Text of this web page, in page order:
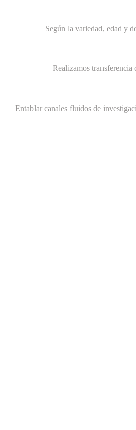
Según la variedad, edad y
Realizamos
Entablar canales fluidos de